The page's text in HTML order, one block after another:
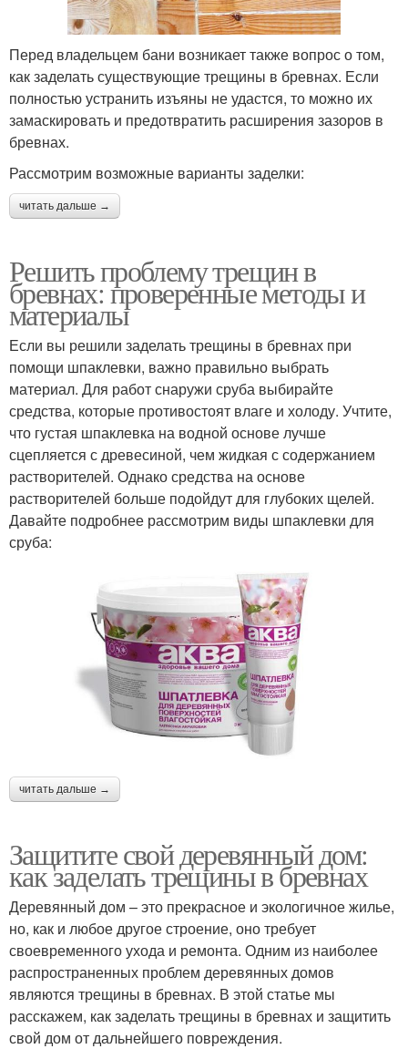
Перед владельцем бани возникает также вопрос о том,
как заделать существующие трещины в бревнах. Если
полностью устранить изъяны не удастся, то можно их
замаскировать и предотвратить расширения зазоров в
бревнах.
Рассмотрим возможные варианты заделки:
читать дальше →
Решить проблему трещин в
бревнах: проверенные методы и
материалы
Если вы решили заделать трещины в бревнах при
помощи шпаклевки, важно правильно выбрать
материал. Для работ снаружи сруба выбирайте
средства, которые противостоят влаге и холоду. Учтите,
что густая шпаклевка на водной основе лучше
сцепляется с древесиной, чем жидкая с содержанием
растворителей. Однако средства на основе
растворителей больше подойдут для глубоких щелей.
Давайте подробнее рассмотрим виды шпаклевки для
сруба:
читать дальше →
Защитите свой деревянный дом:
как заделать трещины в бревнах
Деревянный дом – это прекрасное и экологичное жилье,
но, как и любое другое строение, оно требует
своевременного ухода и ремонта. Одним из наиболее
распространенных проблем деревянных домов
являются трещины в бревнах. В этой статье мы
расскажем, как заделать трещины в бревнах и защитить
свой дом от дальнейшего повреждения.